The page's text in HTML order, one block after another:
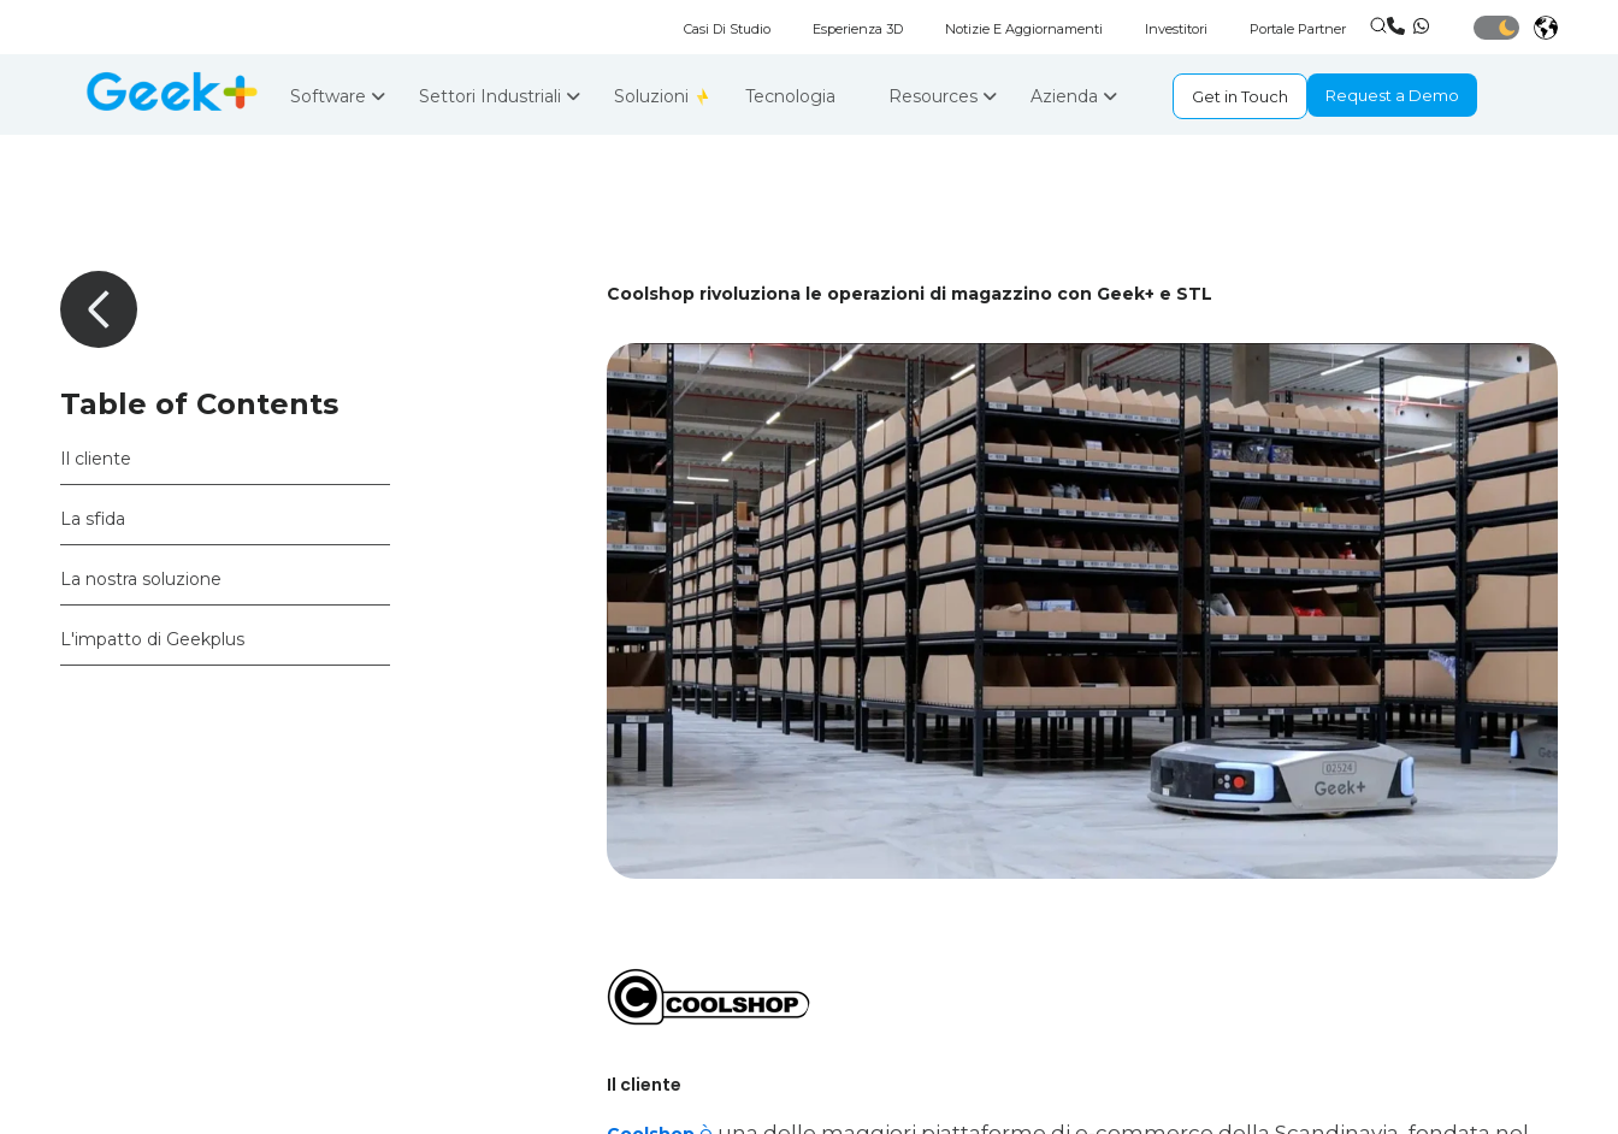
Casi Di Studio Esperienza 3D Notizie E Aggiornamenti Investitori Portale Partner
Software Settori Industriali Soluzioni Tecnologia Resources Azienda Get in Touch Request a Demo
Table of Contents
Il cliente
La sfida
La nostra soluzione
L'impatto di Geekplus
Coolshop rivoluziona le operazioni di magazzino con Geek+ e STL
Il cliente